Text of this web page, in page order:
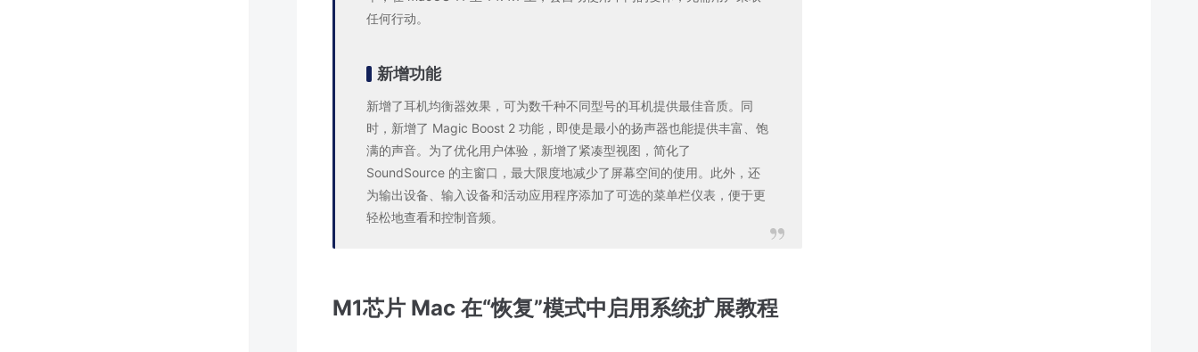
任何行动。
新增功能
新增了耳机均衡器效果，可为数千种不同型号的耳机提供最佳音质。同
时，新增了 Magic Boost 2 功能，即使是最小的扬声器也能提供丰富、饱
满的声音。为了优化用户体验，新增了紧凑型视图，简化了
SoundSource 的主窗口，最大限度地减少了屏幕空间的使用。此外，还
为输出设备、输入设备和活动应用程序添加了可选的菜单栏仪表，便于更
轻松地查看和控制音频。
M1芯片 Mac 在“恢复”模式中启用系统扩展教程